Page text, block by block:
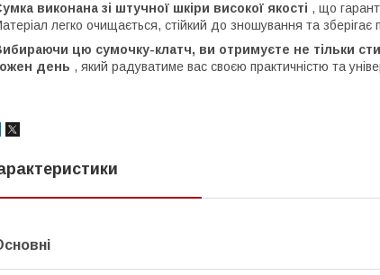
виконана зі штучної шкіри високої якості , що
легко очищається, стійкий до зношування та зберігає
цю сумочку-клатч, ви отримуєте не тільки
день , який радуватиме вас своєю практичністю та